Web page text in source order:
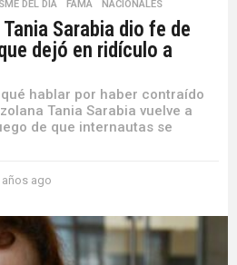
DEL DÍA ,FAMA ,NACIONALES
Sarabia dio fe de
dejó en ridículo a
hablar por haber contraído
Tania Sarabia vuelve a
de que internautas se
años ago
ñ
o
s